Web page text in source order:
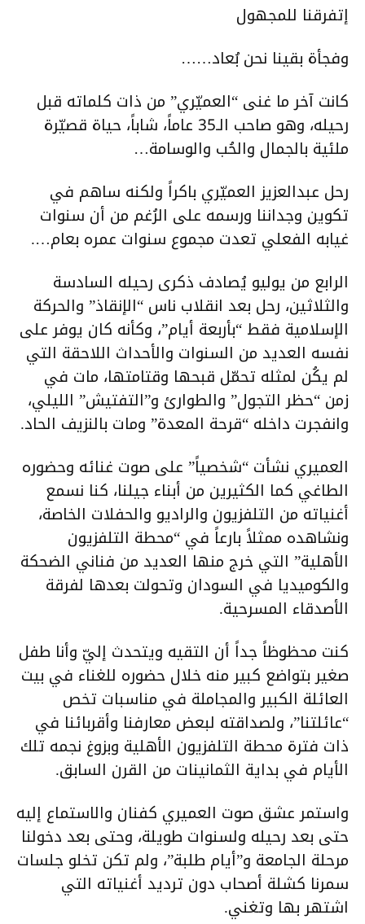
إتفرقنا للمجهول
وفجأة بقينا نحن بُعاد……
كانت آخر ما غنى “العميّري” من ذات كلماته قبل
رحيله، وهو صاحب الـ35 عاماً، شاباً، حياة قصيّرة
ملئية بالجمال والحُب والوسامة…
رحل عبدالعزيز العميّري باكراً ولكنه ساهم في
تكوين وجداننا ورسمه على الرُغم من أن سنوات
غيابه الفعلي تعدت مجموع سنوات عمره بعام….
الرابع من يوليو يُصادف ذكرى رحيله السادسة
والثلاثين، رحل بعد انقلاب ناس “الإنقاذ” والحركة
الإسلامية فقط “بأربعة أيام”، وكأنه كان يوفر على
نفسه العديد من السنوات والأحداث اللاحقة التي
لم يكُن لمثله تحمّل قبحها وقتامتها، مات في
زمن “حظر التجول” والطوارئ و”التفتيش” الليلي،
وانفجرت داخله “قرحة المعدة” ومات بالنزيف الحاد.
العميري نشأت “شخصياً” على صوت غنائه وحضوره
الطاغي كما الكثيرين من أبناء جيلنا، كنا نسمع
أغنياته من التلفزيون والراديو والحفلات الخاصة،
ونشاهده ممثلاً بارعاً في “محطة التلفزيون
الأهلية” التي خرج منها العديد من فناني الضحكة
والكوميديا في السودان وتحولت بعدها لفرقة
الأصدقاء المسرحية.
كنت محظوظاً جداً أن التقيه ويتحدث إليّ وأنا طفل
صغير بتواضع كبير منه خلال حضوره للغناء في بيت
العائلة الكبير والمجاملة في مناسبات تخص
“عائلتنا”، ولصداقته لبعض معارفنا وأقربائنا في
ذات فترة محطة التلفزيون الأهلية وبزوغ نجمه تلك
الأيام في بداية الثمانينات من القرن السابق.
واستمر عشق صوت العميري كفنان والاستماع إليه
حتى بعد رحيله ولسنوات طويلة، وحتى بعد دخولنا
مرحلة الجامعة و”أيام طلبة”، ولم تكن تخلو جلسات
سمرنا كشلة أصحاب دون ترديد أغنياته التي
اشتهر بها وتغني.